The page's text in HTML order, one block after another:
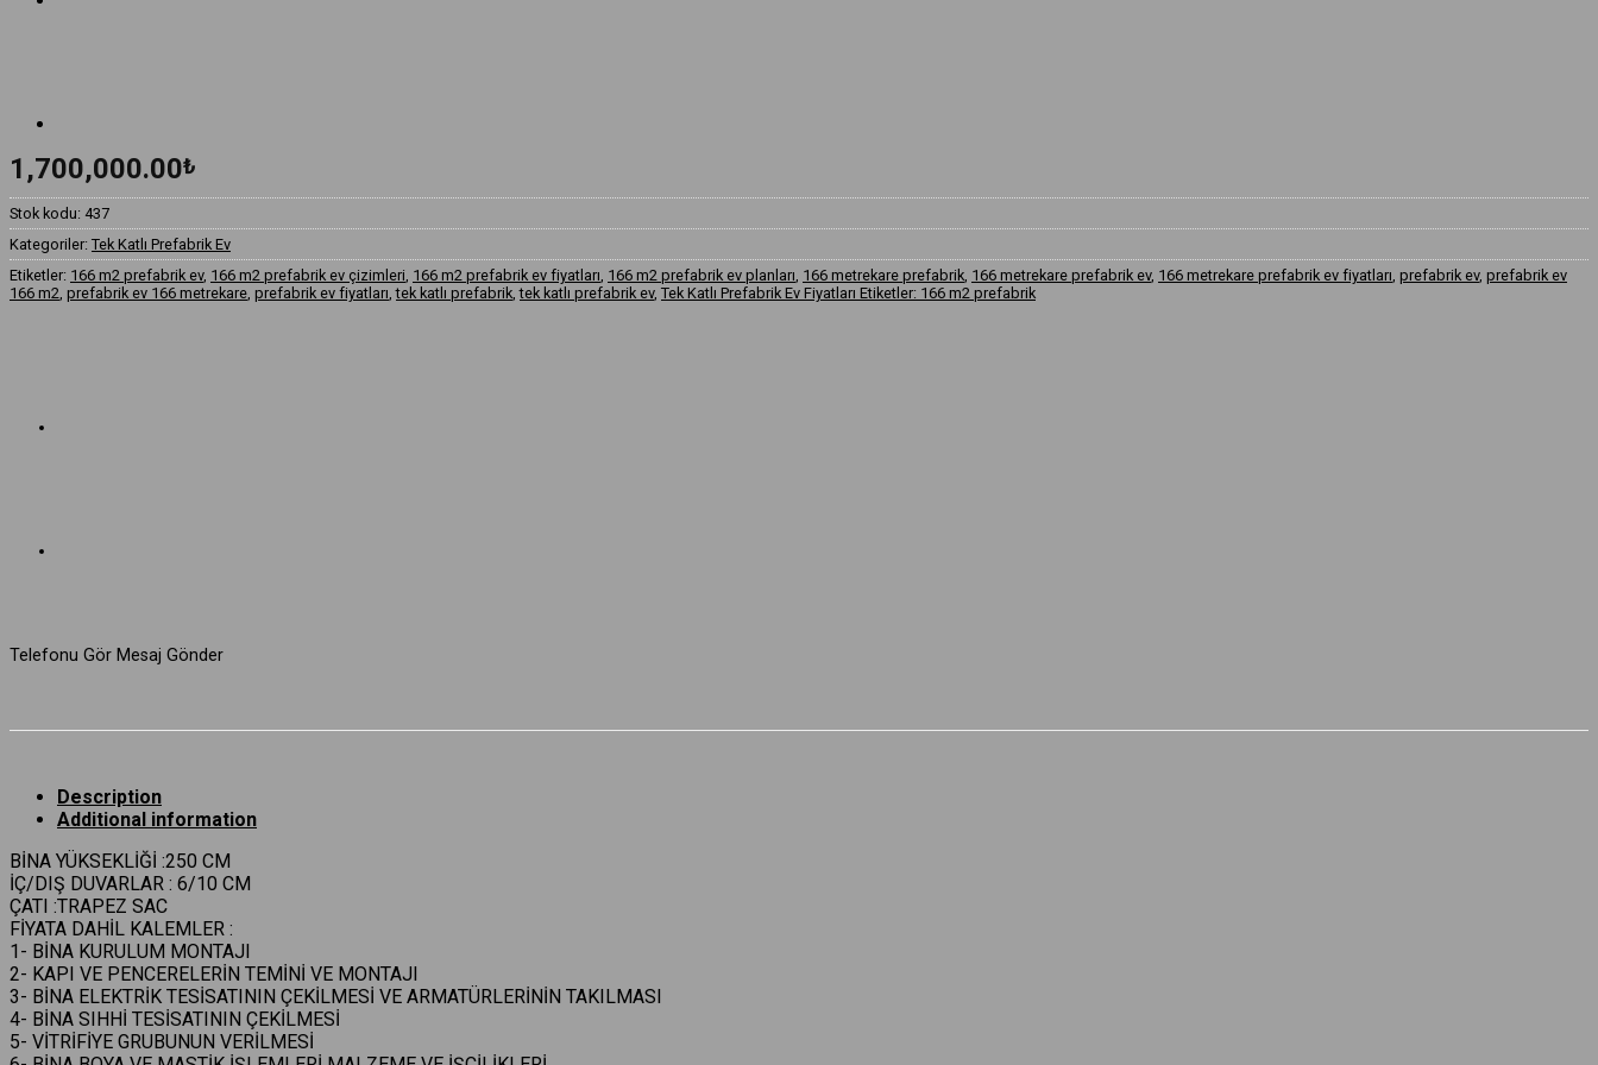
1,700,000.00₺
Stok kodu: 437
Kategoriler: Tek Katlı Prefabrik Ev
Etiketler: 166 m2 prefabrik ev, 166 m2 prefabrik ev çizimleri 166 m2 prefabrik ev fiyatları 166 m2 prefabrik ev planları 166 metrekare prefabrik 166 metrekare prefabrik ev, 166 metrekare prefabrik ev fiyatları prefabrik ev, prefabrik ev
166 m2 prefabrik ev 166 metrekare prefabrik ev fiyatları ,tek katlı prefabrik ,tek katlı prefabrik ev, Tek Katlı Prefabrik Ev Fiyatları Etiketler: 166 m2 prefabrik
Telefonu Gör Mesaj Gönder
Description
Additional information
BİNA YÜKSEKLİĞİ :250 CM
İÇ/DIŞ DUVARLAR : 6/10 CM
ÇATI :TRAPEZ SAC
FİYATA DAHİL KALEMLER :
1- BİNA KURULUM MONTAJI
2- KAPI VE PENCERELERİN TEMİNİ VE MONTAJI
3- BİNA ELEKTRİK TESİSATININ ÇEKİLMESİ VE ARMATÜRLERİNİN TAKILMASI
4- BİNA SIHHİ TESİSATININ ÇEKİLMESİ
5- VİTRİFİYE GRUBUNUN VERİLMESİ